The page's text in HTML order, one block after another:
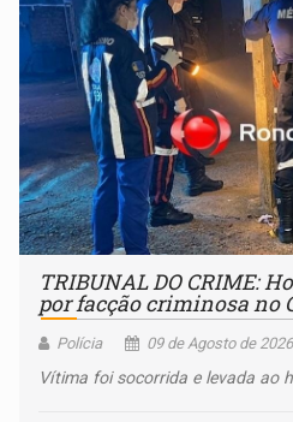
TRIBUNAL DO CRIME:
por facção criminosa no
Polícia 09 de Agosto de
Vítima foi socorrida e levada ao